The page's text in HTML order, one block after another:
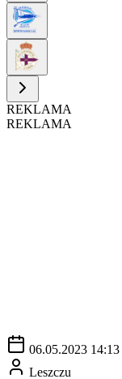
REKLAMA
REKLAMA
06.05.2023 14:13
Leszczu